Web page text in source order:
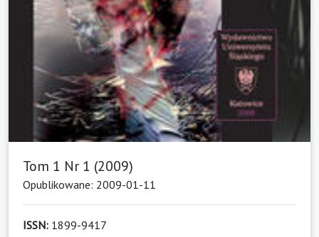
Tom 1 Nr 1 (2009)
Opublikowane: 2009-01-11
ISSN: 1899-9417